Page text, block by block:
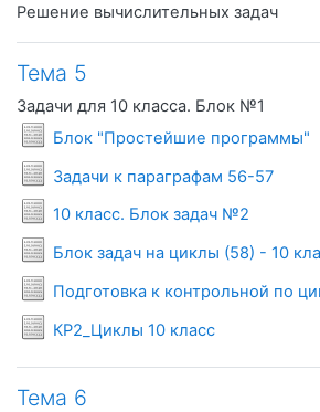
Решение вычислительных задач
Тема 5
Задачи для 10 класса. Блок №1
Блок "Простейшие программы"
Задачи к параграфам 56-57
Условия
10 класс. Блок задач №2Условия задач
Блок задач на циклы (58) - 10
Подготовка к контрольной по
КР2_Циклы 10 классУсловия задач
Тема 6